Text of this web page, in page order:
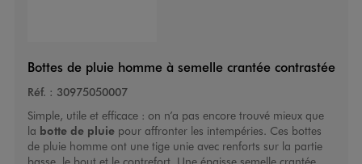
Bottes de pluie homme à semelle crantée contrastée
Réf. : 30975050007
Simple, utile et efficace : on n’a pas encore trouvé mieux que
la botte de pluie pour affronter les intempéries. Ces bottes
de pluie hommeont une tige unie avec renforts sur la partie